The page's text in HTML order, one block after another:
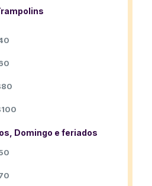
80
100
Domingo e feriados